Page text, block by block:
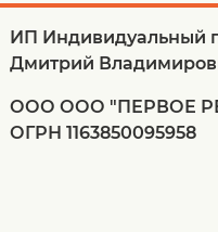
ИП Индивидуальный
Дмитрий
ООО ООО "ПЕРВОЕ
ОГРН 1163850095958